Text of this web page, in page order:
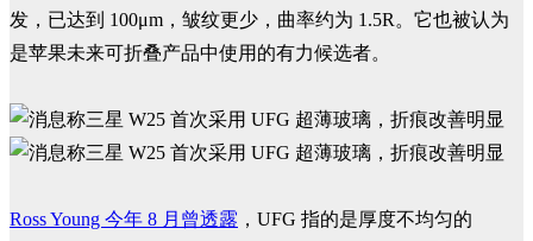
发，已达到 100μm，皱纹更少，曲率约为 1.5R。它也被认为
是苹果未来可折叠产品中使用的有力候选者。
Ross Young 今年 8 月曾透露 ，UFG 指的是厚度不均匀的